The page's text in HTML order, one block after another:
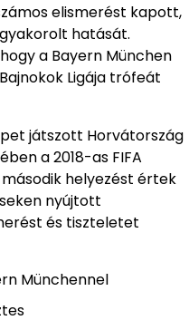
elismerést kapott,
hatását.
a Bayern München
Ligája trófeát
játszott Horvátország
a 2018-as FIFA
helyezést értek
nyújtott
és tiszteletet
Münchennel